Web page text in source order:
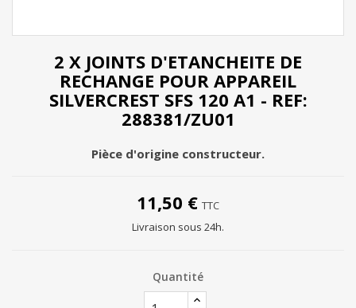
2 X JOINTS D'ETANCHEITE DE
RECHANGE POUR APPAREIL
SILVERCREST SFS 120 A1 - REF:
288381/ZU01
Pièce d'origine constructeur.
11,50 € TTC
Livraison sous 24h.
Quantité